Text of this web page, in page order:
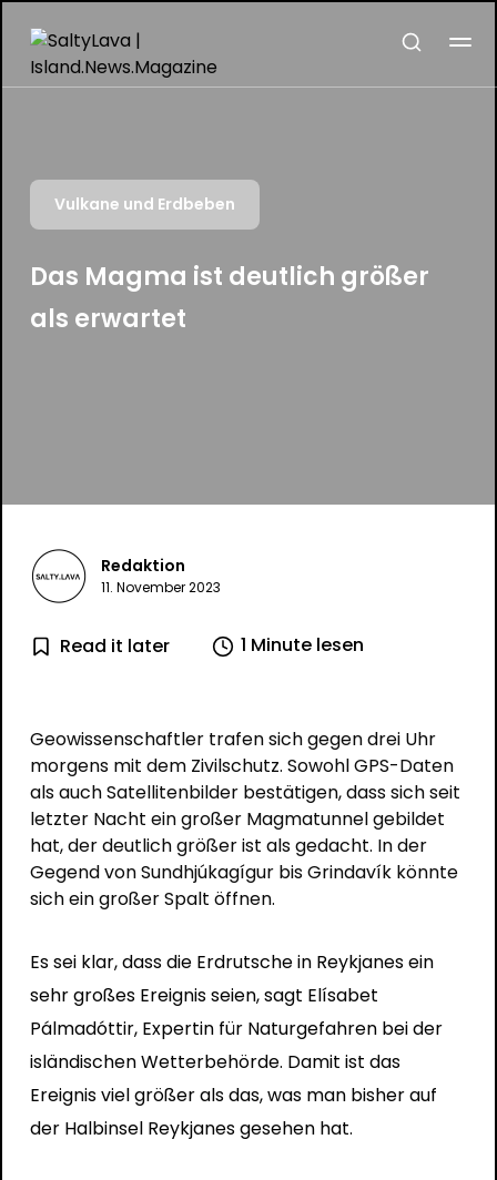
Vulkane und Erdbeben
Das Magma ist deutlich größer
als erwartet
Redaktion
11. November 2023
Read it later 1 Minute lesen
Geowissenschaftler trafen sich gegen drei Uhr
morgens mit dem Zivilschutz. Sowohl GPS-Daten
als auch Satellitenbilder bestätigen, dass sich seit
letzter Nacht ein großer Magmatunnel gebildet
hat, der deutlich größer ist als gedacht. In der
Gegend von Sundhjúkagígur bis Grindavík könnte
sich ein großer Spalt öffnen.
Es sei klar, dass die Erdrutsche in Reykjanes ein
sehr großes Ereignis seien, sagt Elísabet
Pálmadóttir, Expertin für Naturgefahren bei der
isländischen Wetterbehörde. Damit ist das
Ereignis viel größer als das, was man bisher auf
der Halbinsel Reykjanes gesehen hat.